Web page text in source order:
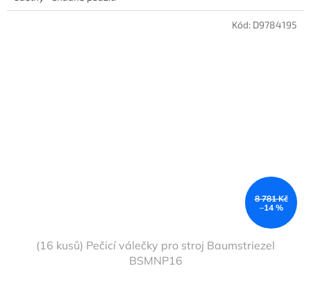
8 781 Kč
–14 %
(16 kusů) Pečicí válečky pro stroj Baumstriezel
BSMNP16
Kód: D9784195